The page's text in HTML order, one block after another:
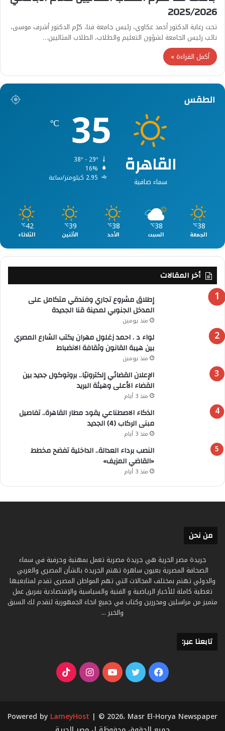
2025/2026
تحت رعاية الدكتور أحمد عكاوي، رئيس جامعة قنا، كرّم الدكتور أشرف موسى،
نائب رئيس الجامعة لشؤون التعليم والطلاب، الطلاب المثاليين…
أكمل القراءة »
الطقس
القاهرة
سماء صافية
35
℃
16%
2.95 كيلومتر/ساعة
38
℃
الجمعة
38
℃
السبت
38
℃
الأحد
39
℃
الأثنين
42
℃
الثلاثاء
أخر المقالات
إطلاق مشروع تجاري وفندقي متكامل على
المدخل الجنوبي لمدينة قنا الجديدة
منذ يومين
لواء د . احمد زغلول مهران يكتب الشارع المصري
بين هيبة القانون وثقافة الانضباط
منذ يومين
الإعلان القضائي إلكترونيًا.. بروتوكول جديد بين
القضاء الأعلى وهيئة البريد
منذ 3 أيام
الذكاء الاصطناعي يقود مطار القاهرة.. تفاصيل
مبنى الركاب (4) الجديد
منذ 3 أيام
النصب برداء العدالة.. الداخلية تفضح مخطط
«القاضي المزيف»
منذ 3 أيام
من نحن
جريدة مصر الحرية هي جريدة مصرية تعمل بمهنية وحرفية في سماء
الصحافة المصرية بعيون ساهرة تهتم الجريدة بالشأن المصري والعربي
والدولي تهتم بمختلف المجالات التي تهم المواطن المصري تقدم لمتابعيها
تغطية كاملة للأخبار الرياضية و الفنية والسياسية والإقتصادية بفريق عمل
متميز من مراسلين ومحررين وكتاب في جميع انحاء الجمهورية لنقدم لك السبق
والخبر ...
تابعنا عبر:
فيسبوكتويتر يوتيوبانستقرام‫TikTok
Powered by LameyHost | © 2026، Masr El-Horya Newspaper